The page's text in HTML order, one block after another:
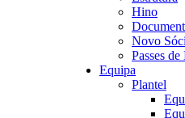
Hino
Novo
Passes de
Equipa
Plantel